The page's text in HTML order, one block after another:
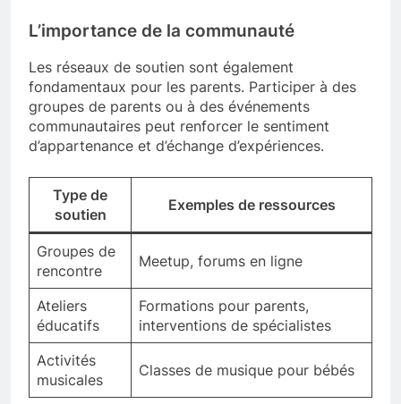
L’importance de la communauté
Les réseaux de soutien sont également
fondamentaux pour les parents. Participer à des
groupes de parents ou à des événements
communautaires peut renforcer le sentiment
d’appartenance et d’échange d’expériences.
Type de
soutien
Exemples de ressources
Groupes de
rencontre
Meetup, forums en ligne
Ateliers
éducatifs
Formations pour parents,
interventions de spécialistes
Activités
musicales
Classes de musique pour bébés